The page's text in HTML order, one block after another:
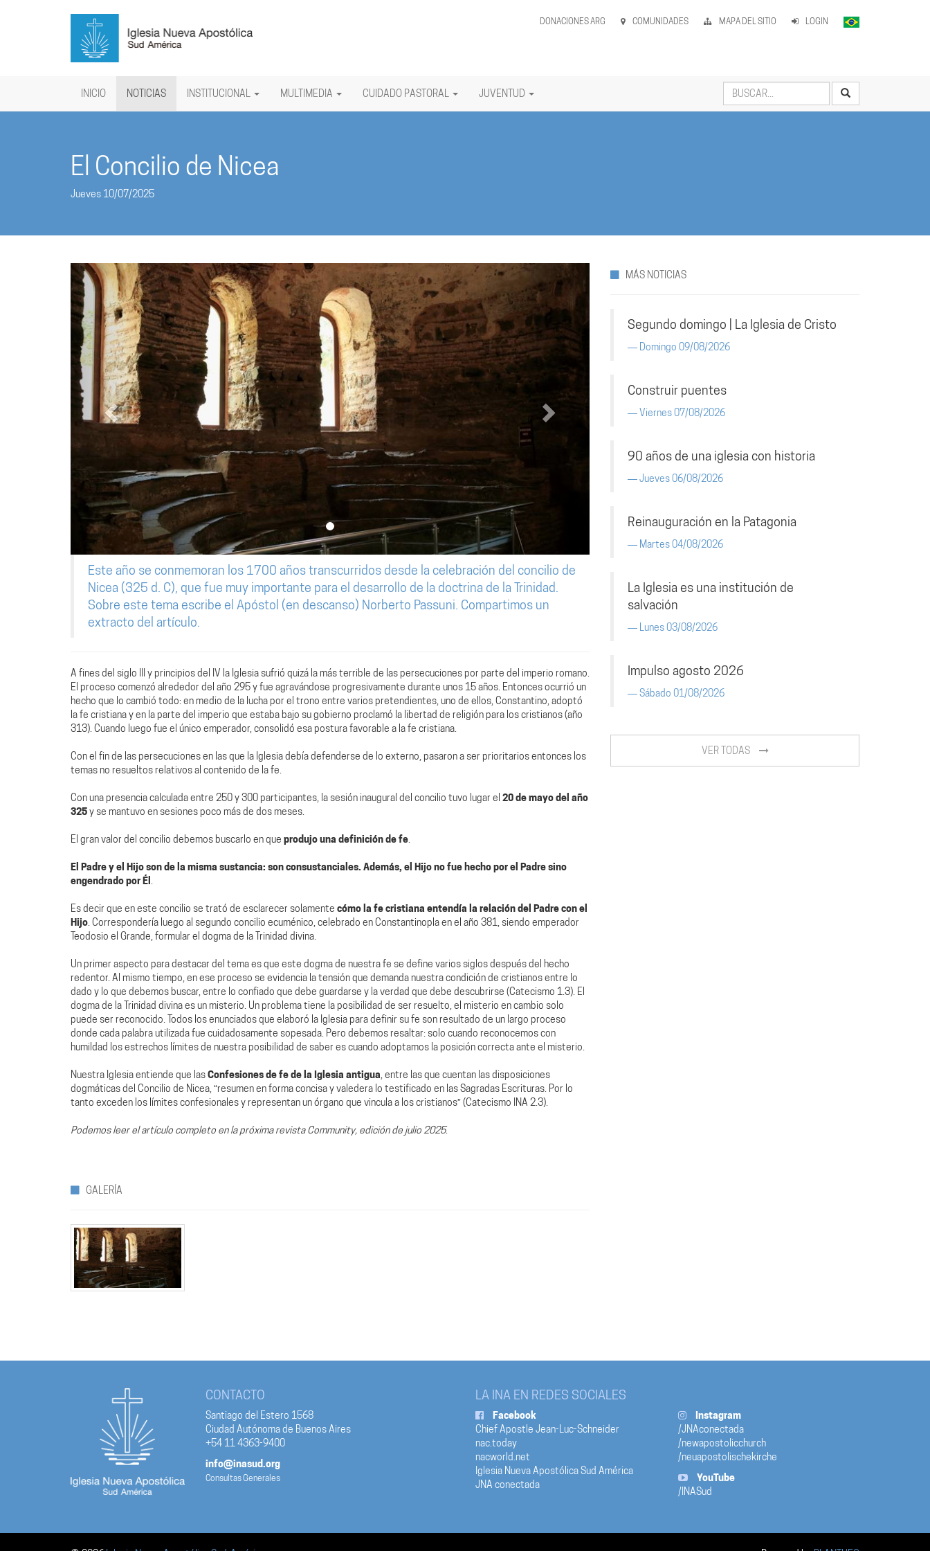
DONACIONES ARG COMUNIDADES MAPA DEL SITIO LOGIN
INICIO NOTICIAS INSTITUCIONAL MULTIMEDIA CUIDADO PASTORAL JUVENTUD
El Concilio de Nicea
Jueves 10/07/2025
Anterior Siguiente
Este año se conmemoran los 1700 años transcurridos desde la celebración del concilio de
Nicea (325 d. C), que fue muy importante para el desarrollo de la doctrina de la Trinidad.
Sobre este tema escribe el Apóstol (en descanso) Norberto Passuni. Compartimos un
extracto del artículo.
A fines del siglo III y principios del IV la Iglesia sufrió quizá la más terrible de las persecuciones por parte del imperio romano.
El proceso comenzó alrededor del año 295 y fue agravándose progresivamente durante unos 15 años. Entonces ocurrió un
hecho que lo cambió todo: en medio de la lucha por el trono entre varios pretendientes, uno de ellos, Constantino, adoptó
la fe cristiana y en la parte del imperio que estaba bajo su gobierno proclamó la libertad de religión para los cristianos (año
313). Cuando luego fue el único emperador, consolidó esa postura favorable a la fe cristiana.
Con el fin de las persecuciones en las que la Iglesia debía defenderse de lo externo, pasaron a ser prioritarios entonces los
temas no resueltos relativos al contenido de la fe.
Con una presencia calculada entre 250 y 300 participantes, la sesión inaugural del concilio tuvo lugar el 20 de mayo del año
325y se mantuvo en sesiones poco más de dos meses.
El gran valor del concilio debemos buscarlo en que produjo una definición de fe.
El Padre y el Hijo son de la misma sustancia: son consustanciales. Además, el Hijo no fue hecho por el Padre sino
engendrado por Él .
Es decir que en este concilio se trató de esclarecer solamente cómo la fe cristiana entendía la relación del Padre con el
Hijo. Correspondería luego al segundo concilio ecuménico, celebrado en Constantinopla en el año 381, siendo emperador
Teodosio el Grande, formular el dogma de la Trinidad divina.
Un primer aspecto para destacar del tema es que este dogma de nuestra fe se define varios siglos después del hecho
redentor. Al mismo tiempo, en ese proceso se evidencia la tensión que demanda nuestra condición de cristianos entre lo
dado y lo que debemos buscar, entre lo confiado que debe guardarse y la verdad que debe descubrirse (Catecismo 1.3). El
dogma de la Trinidad divina es un misterio. Un problema tiene la posibilidad de ser resuelto, el misterio en cambio solo
puede ser reconocido. Todos los enunciados que elaboró la Iglesia para definir su fe son resultado de un largo proceso
donde cada palabra utilizada fue cuidadosamente sopesada. Pero debemos resaltar: solo cuando reconocemos con
humildad los estrechos límites de nuestra posibilidad de saber es cuando adoptamos la posición correcta ante el misterio.
Nuestra Iglesia entiende que lasConfesiones de fe de la Iglesia antigua, entre las que cuentan las disposiciones
dogmáticas del Concilio de Nicea, “resumen en forma concisa y valedera lo testificado en las Sagradas Escrituras. Por lo
tanto exceden los límites confesionales y representan un órgano que vincula a los cristianos” (Catecismo INA 2.3).
Podemos leer el artículo completo en la próxima revista Community, edición de julio 2025.
GALERÍA
MÁS NOTICIAS
Segundo domingo | La Iglesia de Cristo
Domingo 09/08/2026
Construir puentes
Viernes 07/08/2026
90 años de una iglesia con historia
Jueves 06/08/2026
Reinauguración en la Patagonia
Martes 04/08/2026
La Iglesia es una institución de
salvación
Lunes 03/08/2026
Impulso agosto 2026
Sábado 01/08/2026
VER TODAS
CONTACTO
Santiago del Estero 1568
Ciudad Autónoma de Buenos Aires
+54 11 4363-9400
info@inasud.org
Consultas Generales
LA INA EN REDES SOCIALES
Facebook
Chief Apostle Jean-Luc-Schneider
nac.today
nacworld.net
Iglesia Nueva Apostólica Sud América
JNA conectada
Instagram
/JNAconectada
/newapostolicchurch
/neuapostolischekirche
YouTube
/INASud